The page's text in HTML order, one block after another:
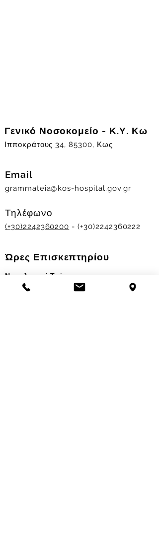
Γενικό Νοσοκομείο - Κ.Υ. Κω
Ιπποκράτους 34, 85300, Κως
Email
grammateia@kos-hospital.gov.gr
Τηλέφωνο
(+30)2242360200 - (+30)2242360222
Ώρες Επισκεπτηρίου
Νοσηλευτικά Τμήματα
Χειμερινό ωράριο: 11.00-13.00
17.30-19.30